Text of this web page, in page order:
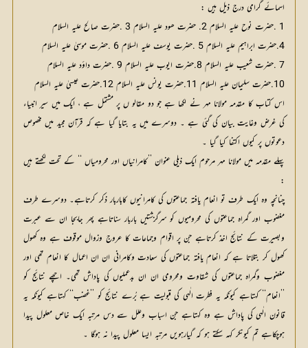
اسمائے گرامی درج ذیل ہیں :
1 .حضرت نوح علیہ السلام 2. حضرت ھود علیہ السلام 3 .حضرت صالح علیہ السلام
4.حضرت ابراہیم علیہ السلام 5 .حضرت یوسف علیہ السلام 6 .حضرت موسیٰ علیہ السلام
7 .حضرت شعیب علیہ السلام 8.حضرت ایوب علیہ السلام 9 .حضرت داؤد علیہ السلام
10.حضرت سلیمان علیہ السلام 11.حضرت یونس علیہ السلام 12.حضرت عیسیٰ علیہ السلام
اس کتاب کا مقدمہ مولانا مہر نے لکھا ہے جو دو مقالو ں پر مشتمل ہے ، ایک میں سیر انبیاء
کی غرض وغایت بیان کی گئی ہے ۔ دوسرے میں یہ بتایا گیا ہے کہ قرآن مجید میں مخصوص
دعوتوں پر کیوں اکتفا کیا گیا ۔
پہلے مقدمہ میں مولانا مہر مرحوم ایک ذیلی عنوان ’’کامرانیاں اور محرومیاں ‘‘ کے تحت لکھتے ہیں
:
چنانچہ وہ ایک طرف تو انعام یافتہ جماعتوں کی کامرانیوں کاباربار ذکر کرتاہے۔ دوسرے طرف
مغضوب اور گمراہ جماعتوں کی محرومیوں کو سرگزشتیں باربار سناتاہے پھر جابجا ان سے عبرت
وبصیرت کے نتائج اخذ کرتاہے جن پر اقوام وجماعات کا عروج وزوال موقوف ہے وہ کھول
کھول کر بتلاتا ہے کہ انعام یافتہ جماعتوں کی سعادت وکامرانی ان ان اعمال کا انعام تھی اور
مغضوب وگمراہ جماعتوں کی شقاوت ومحرومی ان ان بدعملیوں کی پاداش تھی۔ اچھے نتائج کو
’’انعام‘‘
ہوچکاہے تم کیونکر کہہ سکتے ہو کہ گیارہویں مرتبہ ایسا معلول پیدا نہ ہوگا ۔